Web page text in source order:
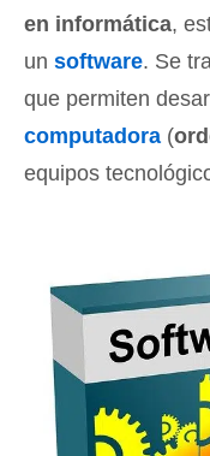
en informática,
un software. Se
que permiten
computadora (
equipos